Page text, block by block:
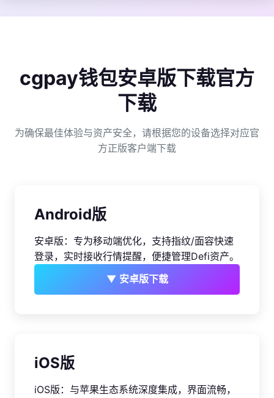
cgpay钱包安卓版下载官方
下载
为确保最佳体验与资产安全，请根据您的设备选择对应官
方正版客户端下载
Android版
安卓版：专为移动端优化，支持指纹/面容快速
登录，实时接收行情提醒，便捷管理Defi资产。
▼ 安卓版下载
iOS版
iOS版：与苹果生态系统深度集成，界面流畅，